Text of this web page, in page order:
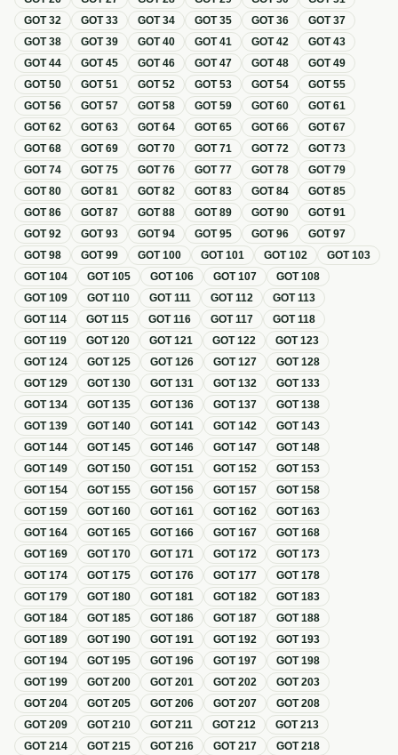
GOT32 GOT33 GOT34 GOT35 GOT36 GOT37
GOT38 GOT39 GOT40 GOT41 GOT42 GOT43
GOT44 GOT45 GOT46 GOT47 GOT48 GOT49
GOT50 GOT51 GOT52 GOT53 GOT54 GOT55
GOT56 GOT57 GOT58 GOT59 GOT60 GOT61
GOT62 GOT63 GOT64 GOT65 GOT66 GOT67
GOT68 GOT69 GOT70 GOT71 GOT72 GOT73
GOT74 GOT75 GOT76 GOT77 GOT78 GOT79
GOT80 GOT81 GOT82 GOT83 GOT84 GOT85
GOT86 GOT87 GOT88 GOT89 GOT90 GOT91
GOT92 GOT93 GOT94 GOT95 GOT96 GOT97
GOT98 GOT99 GOT100 GOT101 GOT102 GOT103
GOT104 GOT105 GOT106 GOT107 GOT108
GOT109 GOT110 GOT111 GOT112 GOT113
GOT114 GOT115 GOT116 GOT117 GOT118
GOT119 GOT120 GOT121 GOT122 GOT123
GOT124 GOT125 GOT126 GOT127 GOT128
GOT129 GOT130 GOT131 GOT132 GOT133
GOT134 GOT135 GOT136 GOT137 GOT138
GOT139 GOT140 GOT141 GOT142 GOT143
GOT144 GOT145 GOT146 GOT147 GOT148
GOT149 GOT150 GOT151 GOT152 GOT153
GOT154 GOT155 GOT156 GOT157 GOT158
GOT159 GOT160 GOT161 GOT162 GOT163
GOT164 GOT165 GOT166 GOT167 GOT168
GOT169 GOT170 GOT171 GOT172 GOT173
GOT174 GOT175 GOT176 GOT177 GOT178
GOT179 GOT180 GOT181 GOT182 GOT183
GOT184 GOT185 GOT186 GOT187 GOT188
GOT189 GOT190 GOT191 GOT192 GOT193
GOT194 GOT195 GOT196 GOT197 GOT198
GOT199 GOT200 GOT201 GOT202 GOT203
GOT204 GOT205 GOT206 GOT207 GOT208
GOT209 GOT210 GOT211 GOT212 GOT213
GOT214 GOT215 GOT216 GOT217 GOT218